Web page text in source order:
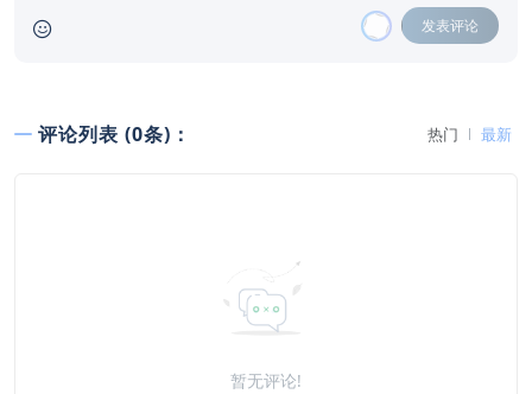
发表评论
评论列表 (0条)： 热门 最新
暂无评论!